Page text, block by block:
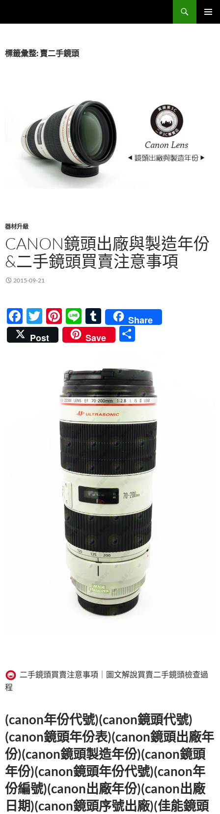
內標籤彙整: 賣二手鏡頭
器材升級
CANON鏡頭出廠與製造年份
&二手鏡頭買賣注意事項
2015-09-21
F
ac
e
T
w
itt
Pi
nt
er
t
Li
n
e
T
u
m
bl
r
Share
Post
Save
二手鏡頭買賣注意事項｜圖文解說買賣二手鏡頭檢查過
程
(canon年份代號)(canon鏡頭代號)
(canon鏡頭年份表)(canon鏡頭出廠年
份)(canon鏡頭製造年份)(canon鏡頭
年份)(canon鏡頭年份代號)(canon年
份編號)(canon出廠年份)(canon出廠
日期)(canon鏡頭序號出廠)(佳能鏡頭